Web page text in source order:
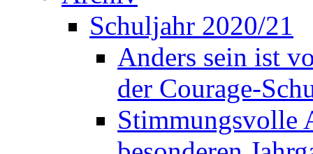
Schuljahr 2020/21
Anders sein ist
der Courage-
Stimmungsvolle